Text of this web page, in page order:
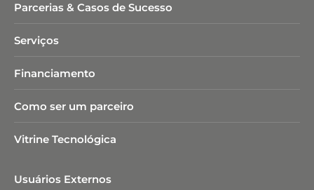
Parcerias & Casos de Sucesso
Serviços
Financiamento
Como ser um parceiro
Vitrine Tecnológica
Usuários Externos